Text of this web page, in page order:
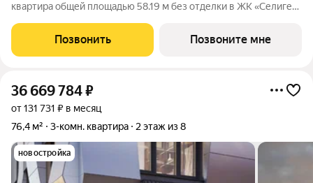
квартира общей площадью 58.19 м без отделки в ЖК «Селигер
очереди ЖК «Селигер сити» названы в честь трех великих
представителей науки и
Позвонить Позвоните мне
36 669 784₽
от 131 731 ₽ в месяц
76,4 м²
3-комн. квартира 2 этаж из 8
новостройка